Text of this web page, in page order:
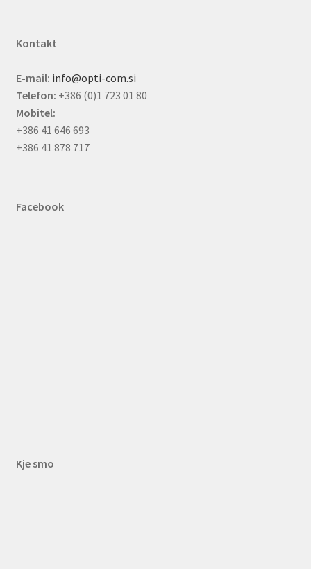
Kontakt
E-mail: info@opti-com.si
Telefon: +386 (0)1 723 01 80
Mobitel:
+386 41 646 693
+386 41 878 717
Facebook
Kje smo